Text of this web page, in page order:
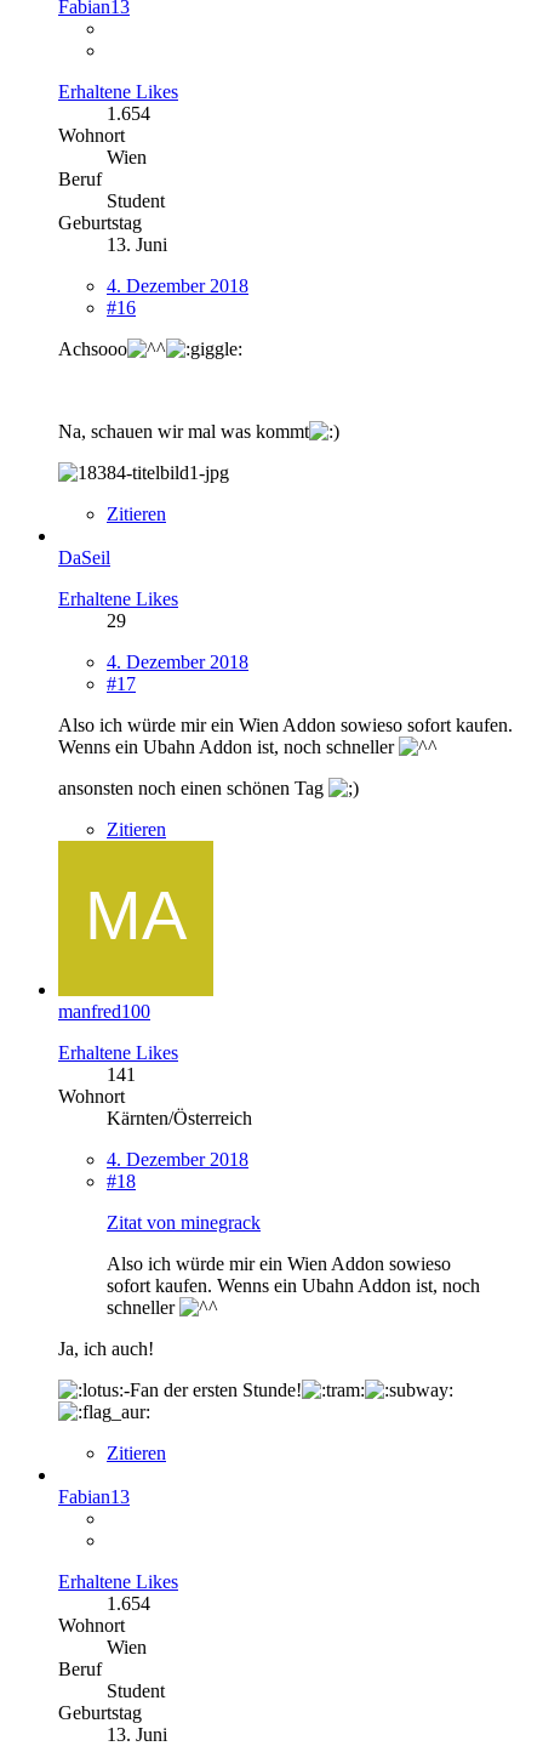
Fabian13
Erhaltene Likes
1.654
Wohnort
Wien
Beruf
Student
Geburtstag
13. Juni
4. Dezember 2018
#16
Achsooo
Na, schauen wir mal was kommt
Zitieren
DaSeil
Erhaltene Likes
29
4. Dezember 2018
#17
Also ich würde mir ein Wien Addon sowieso sofort kaufen.
Wenns ein Ubahn Addon ist, noch schneller
ansonsten noch einen schönen Tag
Zitieren
manfred100
Erhaltene Likes
141
Wohnort
Kärnten/Österreich
4. Dezember 2018
#18
Zitat von minegrack
Also ich würde mir ein Wien Addon sowieso
sofort kaufen. Wenns ein Ubahn Addon ist, noch
schneller
Ja, ich auch!
-Fan der ersten Stunde!
Zitieren
Fabian13
Erhaltene Likes
1.654
Wohnort
Wien
Beruf
Student
Geburtstag
13. Juni